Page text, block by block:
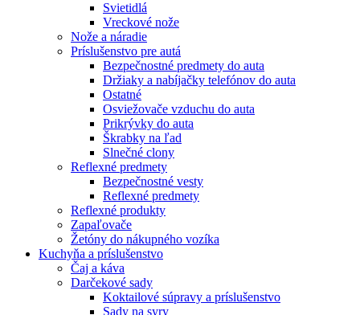
Svietidlá
Vreckové nože
Nože a náradie
Príslušenstvo pre autá
Bezpečnostné predmety do auta
Držiaky a nabíjačky telefónov do auta
Ostatné
Osviežovače vzduchu do auta
Prikrývky do auta
Škrabky na ľad
Slnečné clony
Reflexné predmety
Bezpečnostné vesty
Reflexné predmety
Reflexné produkty
Zapaľovače
Žetóny do nákupného vozíka
Kuchyňa a príslušenstvo
Čaj a káva
Darčekové sady
Koktailové súpravy a príslušenstvo
Sady na syry